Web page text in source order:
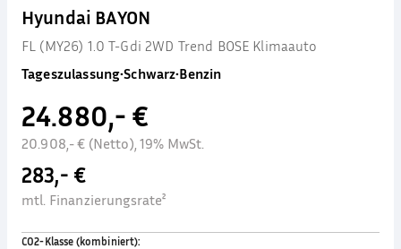
Hyundai BAYON
FL (MY26) 1.0 T-Gdi 2WD Trend BOSE Klimaauto
Tageszulassung•Schwarz•Benzin
24.880,- €
20.908,- € (Netto), 19% MwSt.
283,- €
mtl. Finanzierungsrate²
CO2-Klasse (kombiniert):